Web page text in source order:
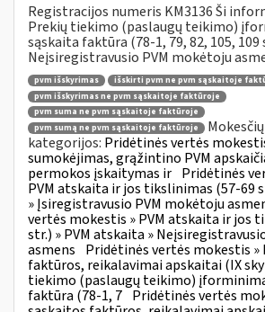
Registracijos numeris KM3136 Ši
Prekių tiekimo (paslaugų teikimo)
sąskaita faktūra (78-1, 79, 82, 105, 109
Neįsiregistravusio PVM mokėtoju
pvm išskyrimas
išskirti pvm ne pvm sąskaitoje
pvm išskyrimas ne pvm sąskaitoje faktūroje
pvm suma ne pvm sąskaitoje faktūroje
pvm sumą ne pvm sąskaitoje faktūroje
kategorijos: Pridėtinės vertės
sumokėjimas, grąžintino PVM
permokos įskaitymas ir Pridėtinės
PVM atskaita ir jos tikslinimas (57-69
» Įsiregistravusio PVM mokėtoju
vertės mokestis » PVM atskaita ir jos
str.) » PVM atskaita »
asmens Pridėtinės vertės mokestis »
faktūros, reikalavimai apskaitai (IX
tiekimo (paslaugų teikimo)
faktūra (78-1, 7 Pridėtinės vertės